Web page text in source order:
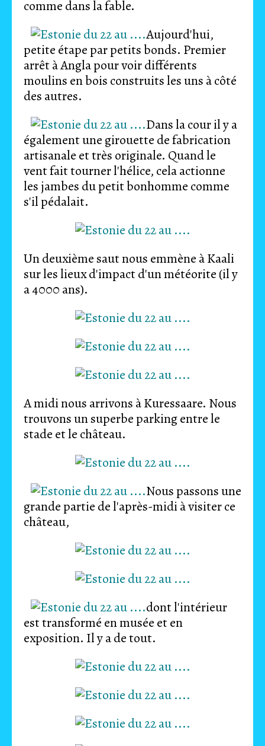
comme dans la fable.
Aujourd'hui,
petite étape par petits bonds. Premier
arrêt à Angla pour voir différents
moulins en bois construits les uns à côté
des autres.
Dans la cour il y a
également une girouette de fabrication
artisanale et très originale. Quand le
vent fait tourner l'hélice, cela actionne
les jambes du petit bonhomme comme
s'il pédalait.
Un deuxième saut nous emmène à Kaali
sur les lieux d'impact d'un météorite (il y
a 4000 ans).
A midi nous arrivons à Kuressaare. Nous
trouvons un superbe parking entre le
stade et le château.
Nous passons une
grande partie de l'après-midi à visiter ce
château,
dont l'intérieur
est transformé en musée et en
exposition. Il y a de tout.